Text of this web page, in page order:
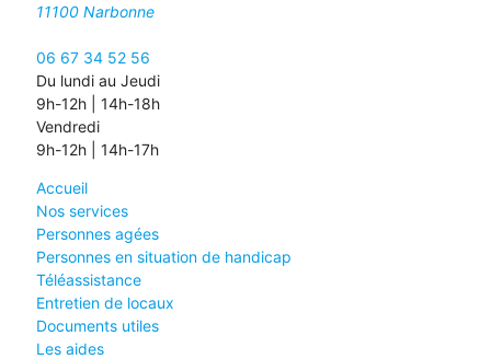
11100 Narbonne
06 67 34 52 56
Du lundi au Jeudi
9h-12h | 14h-18h
Vendredi
9h-12h | 14h-17h
Accueil
Nos services
Personnes agées
Personnes en situation de handicap
Téléassistance
Entretien de locaux
Documents utiles
Les aides